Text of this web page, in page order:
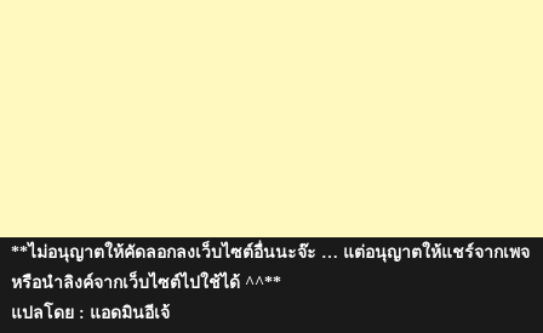
**ไม่อนุญาตให้คัดลอกลงเว็บไซต์อื่นนะจ๊ะ … แต่อนุญาตให้แชร์จากเพจ
หรือนำลิงค์จากเว็บไซต์ไปใช้ได้ ^^**
แปลโดย : แอดมินอีเจ้